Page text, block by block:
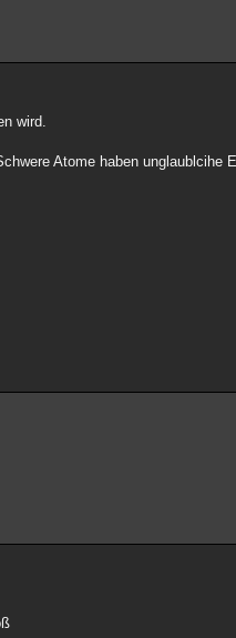
wird.
Atome haben unglaublcihe